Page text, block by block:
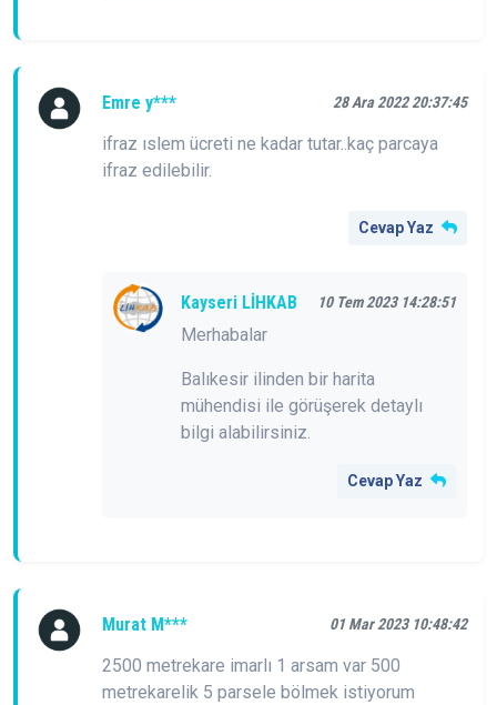
Emre y*** 28 Ara 2022 20:37:45
ifraz ıslem ücreti ne kadar tutar..kaç parcaya
ifraz edilebilir.
Cevap Yaz
Kayseri LİHKAB 10 Tem 2023 14:28:51
Merhabalar
Balıkesir ilinden bir harita
mühendisi ile görüşerek detaylı
bilgi alabilirsiniz.
Cevap Yaz
Murat M*** 01 Mar 2023 10:48:42
2500 metrekare imarlı 1 arsam var 500
metrekarelik 5 parsele bölmek istiyorum